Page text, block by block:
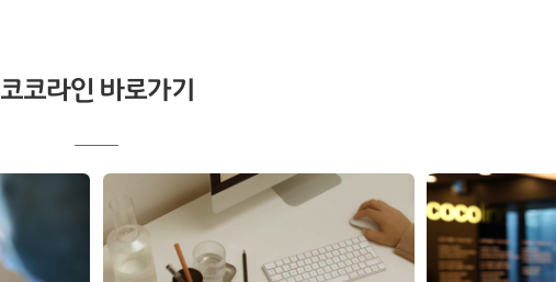
코코라인 바로가기